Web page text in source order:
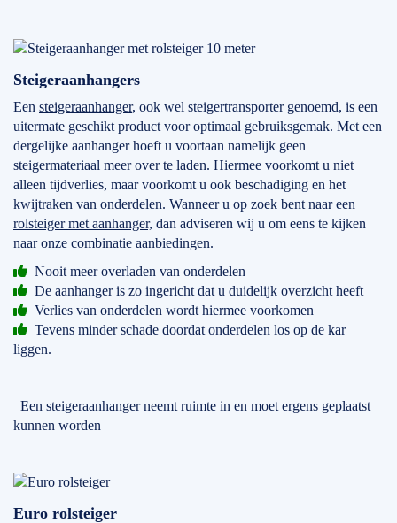
Steigeraanhangers
Een steigeraanhanger, ook wel steigertransporter genoemd, is een
uitermate geschikt product voor optimaal gebruiksgemak. Met een
dergelijke aanhanger hoeft u voortaan namelijk geen
steigermateriaal meer over te laden. Hiermee voorkomt u niet
alleen tijdverlies, maar voorkomt u ook beschadiging en het
kwijtraken van onderdelen. Wanneer u op zoek bent naar een
rolsteiger met aanhanger, dan adviseren wij u om eens te kijken
naar onze combinatie aanbiedingen.
Nooit meer overladen van onderdelen
De aanhanger is zo ingericht dat u duidelijk overzicht heeft
Verlies van onderdelen wordt hiermee voorkomen
Tevens minder schade doordat onderdelen los op de kar
liggen.
Een steigeraanhanger neemt ruimte in en moet ergens geplaatst
kunnen worden
Euro rolsteiger